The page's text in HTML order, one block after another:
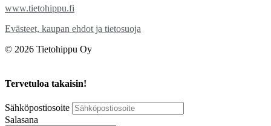
www.tietohippu.fi
Evästeet, kaupan ehdot ja tietosuoja
© 2026 Tietohippu Oy
Tervetuloa takaisin!
Sähköpostiosoite
Salasana